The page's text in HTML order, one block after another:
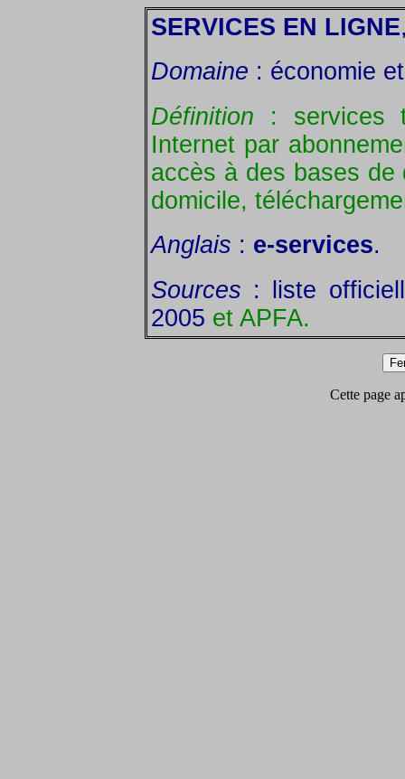
SERVICES EN LIGNE
Domaine : économie
Définition : services
Internet par
accès à des bases de
domicile,
Anglais : e-services.
Sources : liste
2005 et APFA.
Cette page